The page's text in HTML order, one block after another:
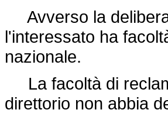
Avverso la
l'interessato ha
nazionale.
La facoltà di
direttorio non abbia